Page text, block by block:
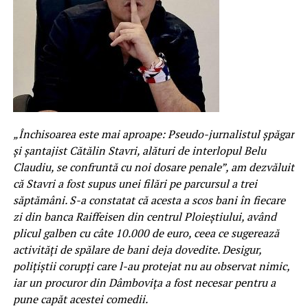
„Închisoarea este mai aproape: Pseudo-jurnalistul șpăgar
și șantajist Cătălin Stavri, alături de interlopul Belu
Claudiu, se confruntă cu noi dosare penale”, am dezvăluit
că Stavri a fost supus unei filări pe parcursul a trei
săptămâni. S-a constatat că acesta a scos bani în fiecare
zi din banca Raiffeisen din centrul Ploieștiului, având
plicul galben cu câte 10.000 de euro, ceea ce sugerează
activități de spălare de bani deja dovedite. Desigur,
polițiștii corupți care l-au protejat nu au observat nimic,
iar un procuror din Dâmbovița a fost necesar pentru a
pune capăt acestei comedii.